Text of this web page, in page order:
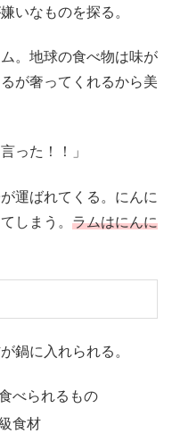
いなものを探る。
。地球の食べ物は味が
が奢ってくれるから美
った！！」
運ばれてくる。にんに
しまう。 ラムはにんに
鍋に入れられる。
べられるもの
食材